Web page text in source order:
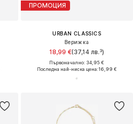
ПРОМОЦИЯ
URBAN CLASSICS
Верижка
18,99 €(37,14 лв.³)
Първоначално: 34,95 €
Последна най-ниска цена:16,99 €